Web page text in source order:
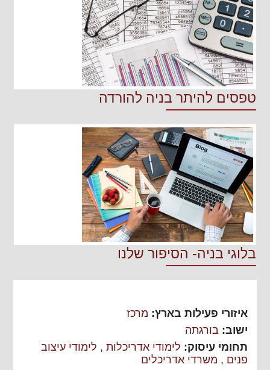
טפסים להיתר בניה להורדה
בלוגי בניה- הסיפור שלנו
איזורי פעילות בארץ: מרכז
ישוב: בורגתה
תחומי עיסוק: לימודי אדריכלות , לימודי עיצוב
פנים , משרדי אדריכלים